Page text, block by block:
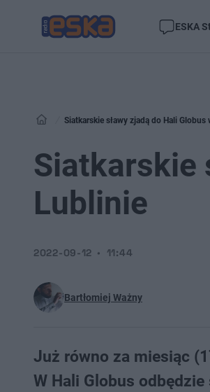
ESKA
Siatkarskie sławy zjadą do Hali Globus
Siatkarskie
Lublinie
Bartłomiej Ważny
2022-09-12 11:44
Już równo za miesiąc
W Hali Globus